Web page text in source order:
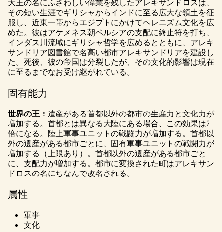
c
e
p
t
&
P
l
a
y
再生
リッ
クす
大王の名にふさわしい偉業を残したアレキサンドロスは、
その短い生涯でギリシャからインドに至る広大な領土を征
服し、近東一帯からエジプトにかけてヘレニズム文化を広
めた。彼はアケメネス朝ペルシアの支配に終止符を打ち、
インダス川流域にギリシャ哲学を広めるとともに、アレキ
サンドリア図書館で名高い都市アレキサンドリアを建設し
た。死後、彼の帝国は分裂したが、その文化的影響は現在
に至るまでなお受け継がれている。
固有能力
世界の王： 遺産がある首都以外の都市の生産力と文化力が
増加する。首都とは異なる大陸にある場合、この効果は2
倍になる。陸上軍事ユニットの戦闘力が増加する。首都以
外の遺産がある都市ごとに、固有軍事ユニットの戦闘力が
増加する（上限あり）。首都以外の遺産がある都市ごと
に、支配力が増加する。都市に変換された町はアレキサン
ドロスの名にちなんで改名される。
属性
軍事
文化